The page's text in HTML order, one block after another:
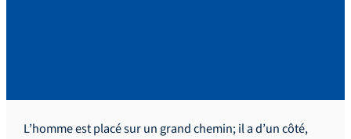
L’homme est placé sur un grand chemin; il a d’un côté,